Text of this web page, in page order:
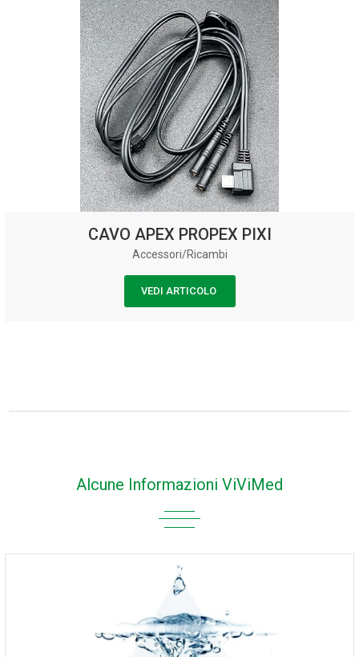
CAVO APEX PROPEX PIXI
Accessori/Ricambi
VEDI ARTICOLO
Alcune Informazioni ViViMed